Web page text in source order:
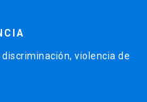
violencia de